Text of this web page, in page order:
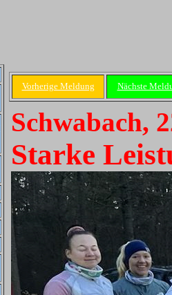
Vorherige Meldung Nächste
Schwabach,
Starke